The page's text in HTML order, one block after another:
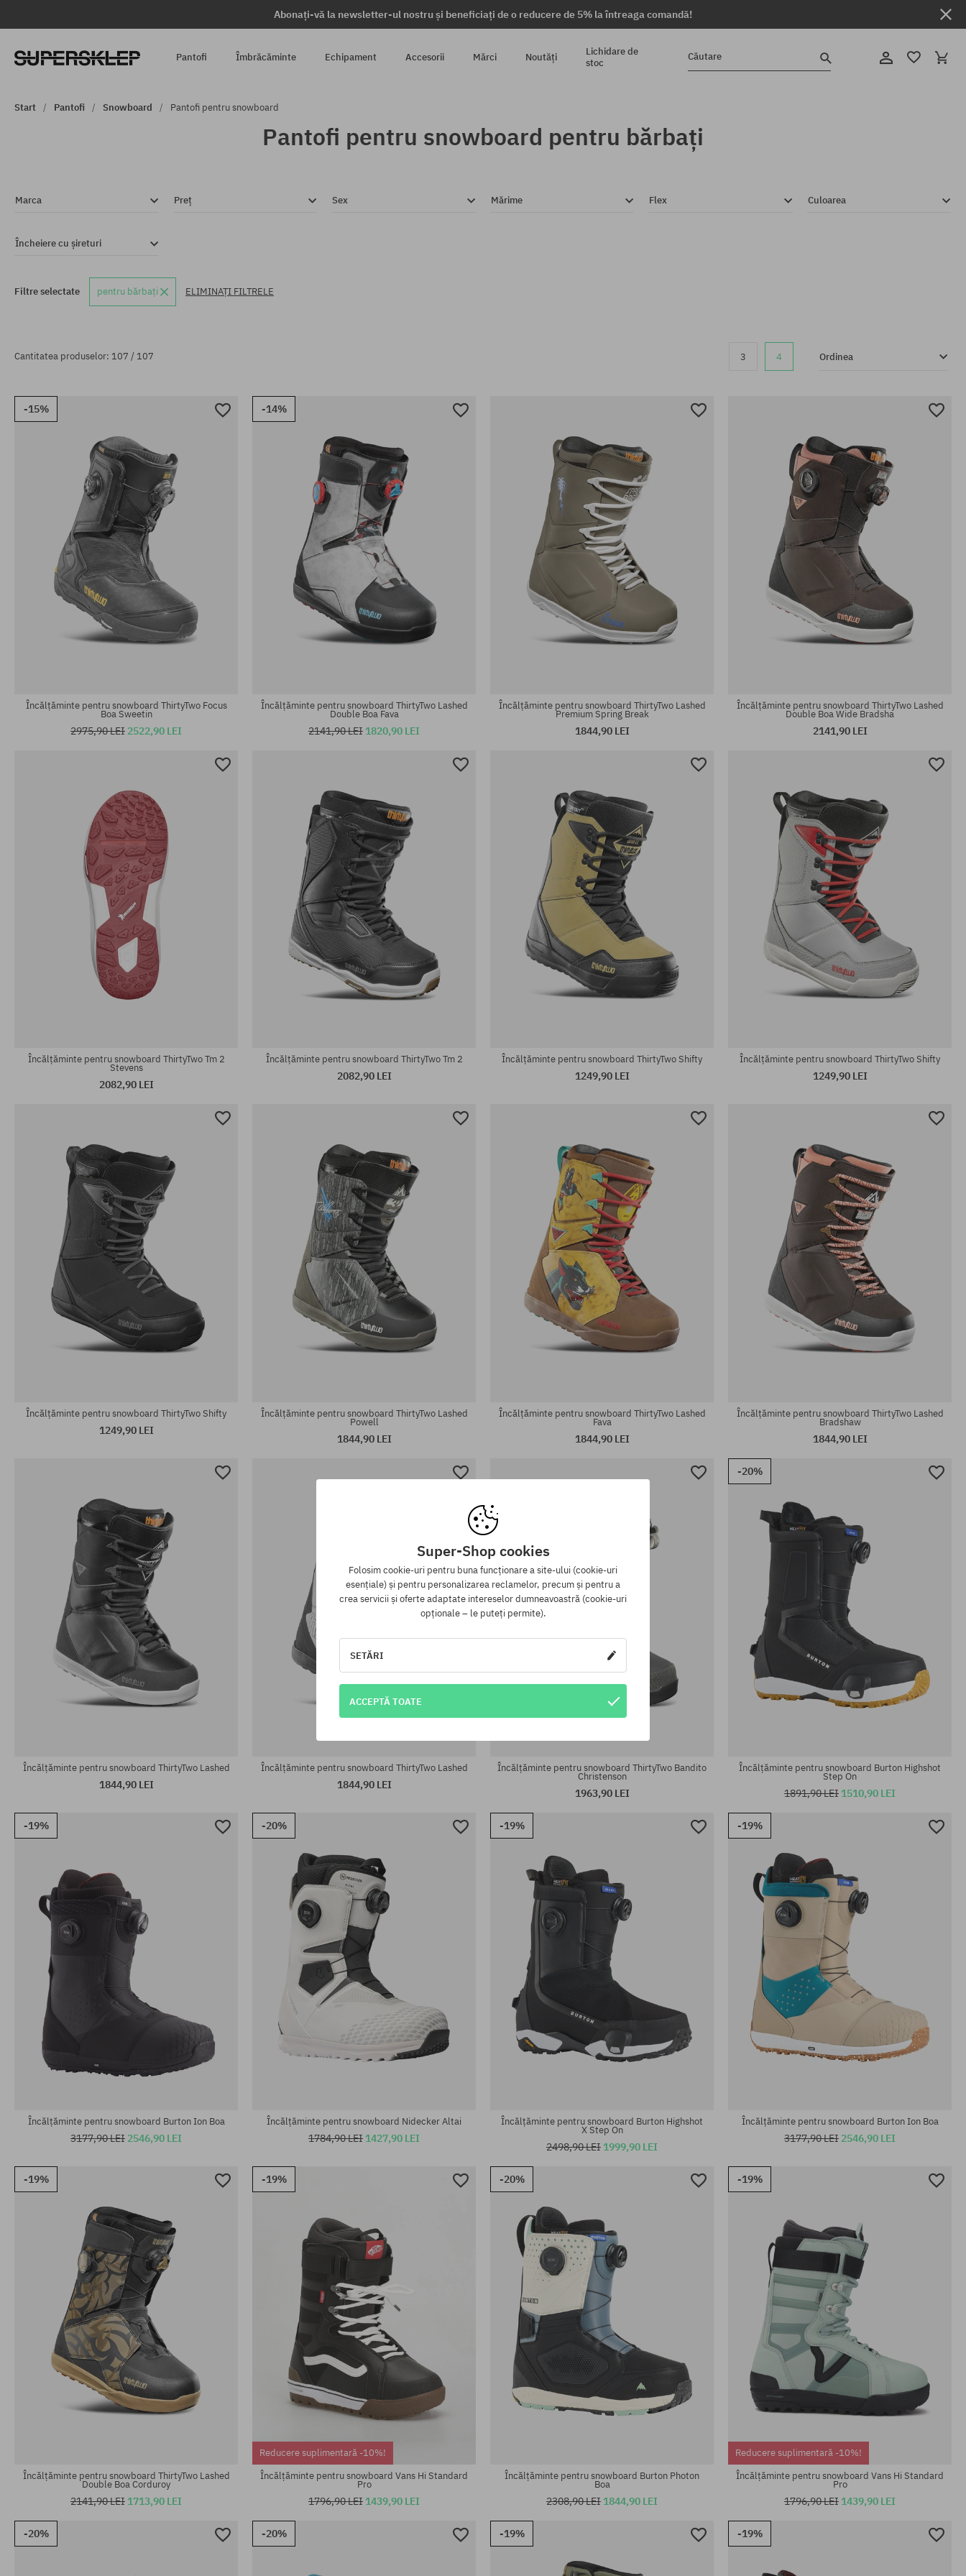
Abonați-vă la newsletter-ul nostru și beneficiați de o reducere de 5% la întreaga comandă!
Pantofi Îmbrăcăminte Echipament Accesorii Mărci Noutăți
Lichidare de
stoc
Căutare
Start Pantofi Snowboard Pantofi pentru snowboard
Pantofi pentru snowboard pentru bărbați
Marca Preț Sex Mărime Flex Culoarea
Încheiere cu șireturi
Filtre selectate pentru bărbați ELIMINAȚI FILTRELE
Cantitatea produselor: 107 / 107 3 4 Ordinea
-15%
Încălțăminte pentru snowboard ThirtyTwo Focus
Boa Sweetin
2975,90 LEI 2522,90 LEI
-14%
Încălțăminte pentru snowboard ThirtyTwo Lashed
Double Boa Fava
2141,90 LEI 1820,90 LEI
Încălțăminte pentru snowboard ThirtyTwo Lashed
Premium Spring Break
1844,90 LEI
Încălțăminte pentru snowboard ThirtyTwo Lashed
Double Boa Wide Bradsha
2141,90 LEI
Încălțăminte pentru snowboard ThirtyTwo Tm 2
Stevens
2082,90 LEI
Încălțăminte pentru snowboard ThirtyTwo Tm 2
2082,90 LEI
Încălțăminte pentru snowboard ThirtyTwo Shifty
1249,90 LEI
Încălțăminte pentru snowboard ThirtyTwo Shifty
1249,90 LEI
Încălțăminte pentru snowboard ThirtyTwo Shifty
1249,90 LEI
Încălțăminte pentru snowboard ThirtyTwo Lashed
Powell
1844,90 LEI
43
Încălțăminte pentru snowboard ThirtyTwo Lashed
Fava
1844,90 LEI
Încălțăminte pentru snowboard ThirtyTwo Lashed
Bradshaw
1844,90 LEI
Încălțăminte pentru snowboard ThirtyTwo Lashed
1844,90 LEI
Încălțăminte pentru snowboard ThirtyTwo Lashed
1844,90 LEI
Încălțăminte pentru snowboard ThirtyTwo Bandito
Christenson
1963,90 LEI
-20%
Încălțăminte pentru snowboard Burton Highshot
Step On
1891,90 LEI 1510,90 LEI
-19%
Încălțăminte pentru snowboard Burton Ion Boa
3177,90 LEI 2546,90 LEI
-20%
42.5
Încălțăminte pentru snowboard Nidecker Altai
1784,90 LEI 1427,90 LEI
-19%
Încălțăminte pentru snowboard Burton Highshot
X Step On
2498,90 LEI 1999,90 LEI
-19%
42; 43; 43.5; 44
Încălțăminte pentru snowboard Burton Ion Boa
3177,90 LEI 2546,90 LEI
-19%
Încălțăminte pentru snowboard ThirtyTwo Lashed
Double Boa Corduroy
2141,90 LEI 1713,90 LEI
-19%
Reducere suplimentară -10%!
Încălțăminte pentru snowboard Vans Hi Standard
Pro
1796,90 LEI 1439,90 LEI
-20%
Încălțăminte pentru snowboard Burton Photon
Boa
2308,90 LEI 1844,90 LEI
-19%
Reducere suplimentară -10%!
Încălțăminte pentru snowboard Vans Hi Standard
Pro
1796,90 LEI 1439,90 LEI
-20% -20% -19% -19%
Super-Shop cookies
Folosim cookie-uri pentru buna funcționare a site-ului (cookie-uri
esențiale) și pentru personalizarea reclamelor, precum și pentru a
crea servicii și oferte adaptate intereselor dumneavoastră (cookie-uri
opționale – le puteți permite).
SETĂRI
ACCEPTĂ TOATE